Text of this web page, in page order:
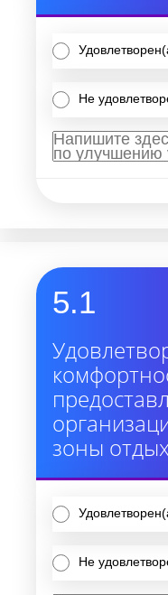
Не
5.1
зоны
Не